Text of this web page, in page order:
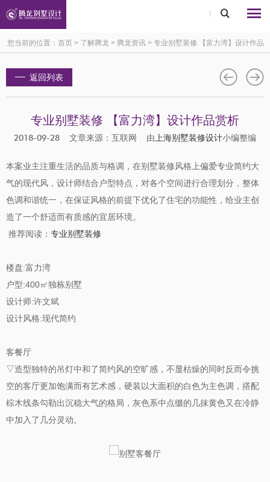
您当前的位置： 首页 > 了解腾龙 > 腾龙资讯 > 专业别墅装修 【富力湾】设计作品
返回列表
专业别墅装修 【富力湾】设计作品赏析
2018-09-28 文章来源：互联网 由上海别墅装修设计小编整编
本案业主注重生活的品质与格调，在别墅装修风格上偏爱专业简约大
气的现代风，设计师结合户型特点，对各个空间进行合理划分，整体
色调和谐统一，在保证风格的前提下优化了住宅的功能性，给业主创
造了一个舒适而有质感的宜居环境。
推荐阅读： 专业别墅装修
楼盘:富力湾
户型:400㎡独栋别墅
设计师:许文斌
设计风格:现代简约
客餐厅
▽造型独特的吊灯中和了简约风的空旷感，不显枯燥的同时反而令挑
空的客厅更加饱满而有艺术感，硬装以大面积的白色为主色调，搭配
棕木线条勾勒出沉稳大气的格局，灰色系中点缀的几抹黄色又在冷静
中加入了几分灵动。